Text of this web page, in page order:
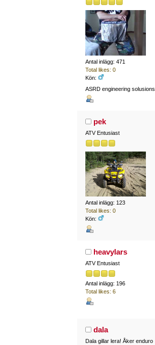
Antal inlägg: 471
Total likes: 0
Kön:
ASRD engineering solusions
pek
ATV Entusiast
Antal inlägg: 123
Total likes: 0
Kön:
heavylars
ATV Entusiast
Antal inlägg: 196
Total likes: 6
dala
Dala gillar lera! Åker enduro